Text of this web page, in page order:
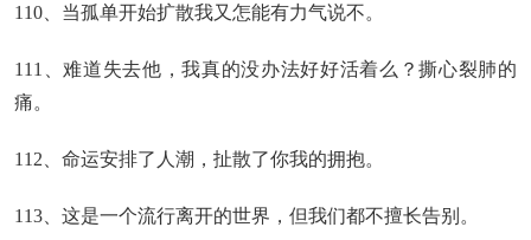
110、当孤单开始扩散我又怎能有力气说不。
111、难道失去他，我真的没办法好好活着么？撕心裂肺的
痛。
112、命运安排了人潮，扯散了你我的拥抱。
113、这是一个流行离开的世界，但我们都不擅长告别。